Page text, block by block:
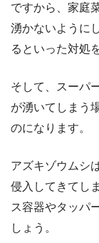
ですから、家庭
湧かないように
るといった対処
そして、スーパ
が湧いてしまう
のになります。
アズキゾウムシ
侵入してきてし
ス容器やタッパ
しょう。